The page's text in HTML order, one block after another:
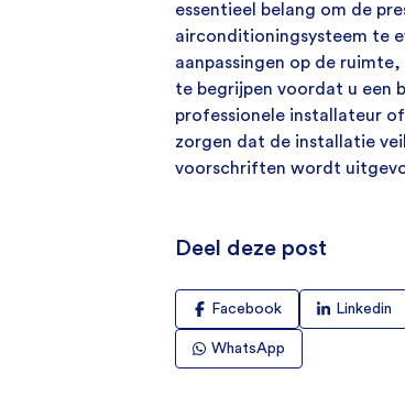
essentieel belang om de
airconditioningsysteem te
aanpassingen op de
te begrijpen voordat u een
professionele installateur
zorgen dat de installatie
voorschriften wordt
Deel deze post
Facebook Linkedin
WhatsApp